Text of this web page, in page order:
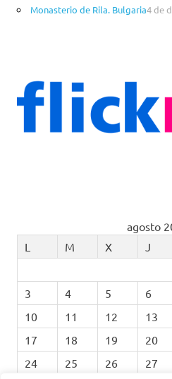
Monasterio de Rila. Bulgaria4 de
agosto
L
M X J
3
4 5 6
10
11 12 13
17
18 19 20
24
25 26 27